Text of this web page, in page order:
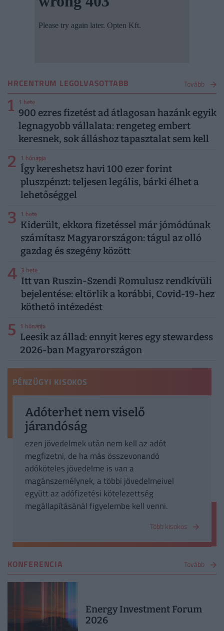
HRCENTRUM LEGOLVASOTTABB Tovább
1 1 hete
900 ezres fizetést ad átlagosan hazánk egyik
legnagyobb vállalata: rengeteg embert
keresnek, sok álláshoz tapasztalat sem kell
2 1 hónapja
Így kereshetsz havi 100 ezer forint
pluszpénzt: teljesen legális, bárki élhet a
lehetőséggel
3 1 hete
Kiderült, ekkora fizetéssel már jómódúnak
számítasz Magyarországon: tágul az olló
gazdag és szegény között
4 3 hete
Itt van Ruszin-Szendi Romulusz rendkívüli
bejelentése: eltörlik a korábbi, Covid-19-hez
köthető intézedést
5 1 hónapja
Leesik az állad: ennyit keres egy stewardess
2026-ban Magyarországon
PÉNZÜGYI KISOKOS
Adóterhet nem viselő
járandóság
ezen jövedelmek után nem kell az adót
megfizetni, de ha más összevonandó
adóköteles jövedelme is van a
magánszemélynek, a többi jövedelmeivel
együtt az adófizetési kötelezettség
megállapításánál figyelembe kell venni.
Több kisokos
KONFERENCIA Tovább
Energy Investment Forum
2026